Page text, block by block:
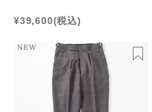
¥39,600(税込)